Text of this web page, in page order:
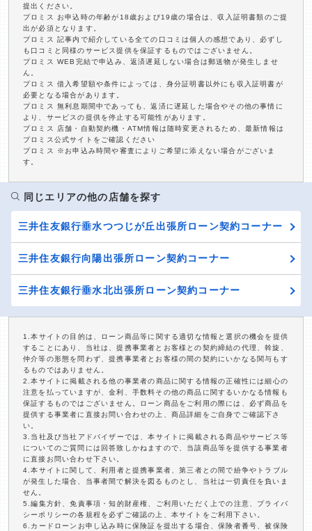
提出ください。
プロミス お申込時の年齢が18歳および19歳の場合は、収入証明書類のご提
出が必須となります。
プロミス 記事内で紹介している全ての口コミは個人の感想であり、必ずし
も口コミと同様のサービス提供を保証するものではございません。
プロミス WEB完結で申込み、返済遅延しない場合は郵送物が発生しませ
ん。
プロミス 借入希望額や条件によっては、身分証明書以外にも収入証明書が
必要となる場合があります。
プロミス 無利息期間中であっても、返済に遅延した場合やその他の事情に
より、サービスの提供を停止する可能性があります。
プロミス 店舗・自動契約機・ATM情報は随時変更されるため、最新情報は
プロミス公式サイトをご確認ください
プロミス ※お申込み時間や審査によりご希望に添えない場合がございま
す。
同じエリアの他の店舗を探す
三井住友銀行垂水つつじが丘出張所ローン契約コーナー
三井住友銀行向陽出張所ローン契約コーナー
三井住友銀行垂水北出張所ローン契約コーナー
1.本サイトの目的は、ローン商品等に関する適切な情報と選択の機会を提供
することにあり、当社は、提携事業者とお客様との契約締結の代理、斡旋、
仲介等の形態を問わず、提携事業者とお客様の間の契約にいかなる関与もす
るものではありません。
2.本サイトに掲載される他の事業者の商品に関する情報の正確性には細心の
注意を払っていますが、金利、手数料その他の商品に関するいかなる情報も
保証するものではございません。ローン商品をご利用の際には、必ず商品を
提供する事業者に直接お問い合わせの上、商品詳細をご自身でご確認下さ
い。
3.当社及び当社アドバイザーでは、本サイトに掲載される商品やサービス等
についてのご質問には回答致しかねますので、当該商品等を提供する事業者
に直接お問い合わせ下さい。
4.本サイトに関して、利用者と提携事業者、第三者との間で紛争やトラブル
が発生した場合、当事者間で解決を図るものとし、当社は一切責任を負いま
せん。
5.編集方針、免責事項・知的財産権、ご利用いただく上での注意、プライバ
シーポリシーの各規程を必ずご確認の上、本サイトをご利用下さい。
6.カードローンお申し込み時に保険証を提出する場合、保険者番号、被保険